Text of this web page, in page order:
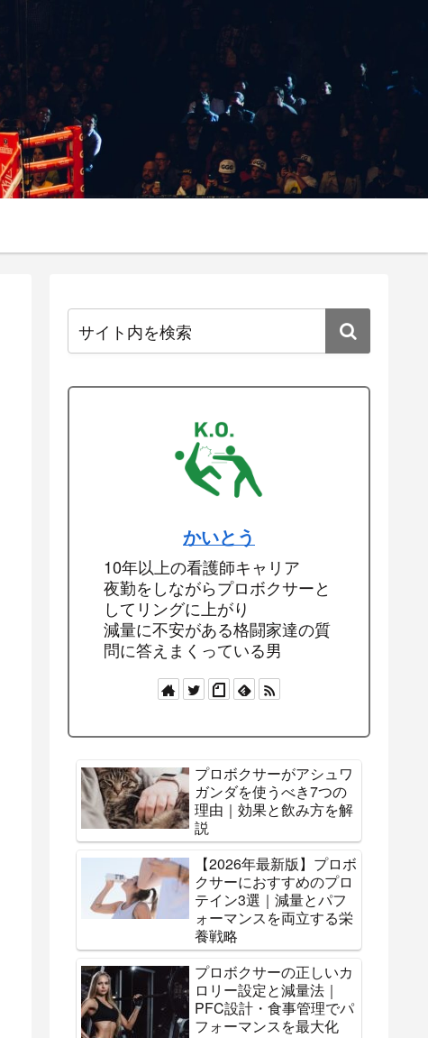
かいとう
10年以上の看護師キャリア
夜勤をしながらプロボクサーと
してリングに上がり
減量に不安がある格闘家達の質
問に答えまくっている男
プロボクサーがアシュワ
ガンダを使うべき7つの
理由｜効果と飲み方を解
説
【2026年最新版】プロボ
クサーにおすすめのプロ
テイン3選｜減量とパフ
ォーマンスを両立する栄
養戦略
プロボクサーの正しいカ
ロリー設定と減量法｜
PFC設計・食事管理でパ
フォーマンスを最大化